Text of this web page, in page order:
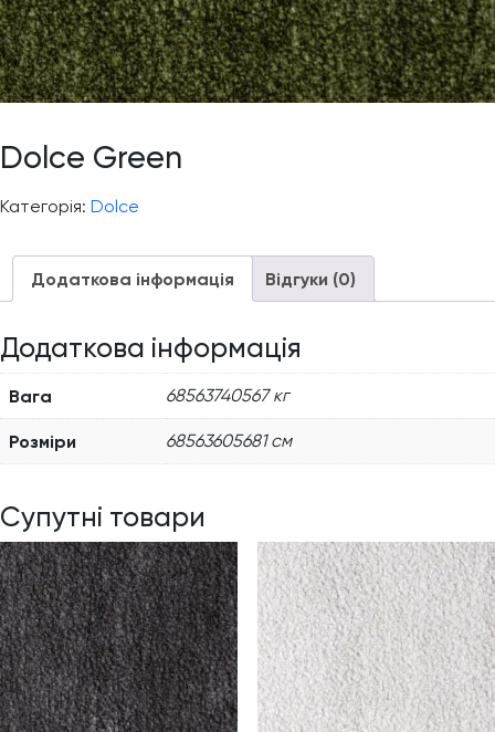
Dolce Green
Категорія: Dolce
Додаткова інформація Відгуки (0)
Додаткова інформація
Вага 68563740567 кг
Розміри 68563605681 см
Супутні товари